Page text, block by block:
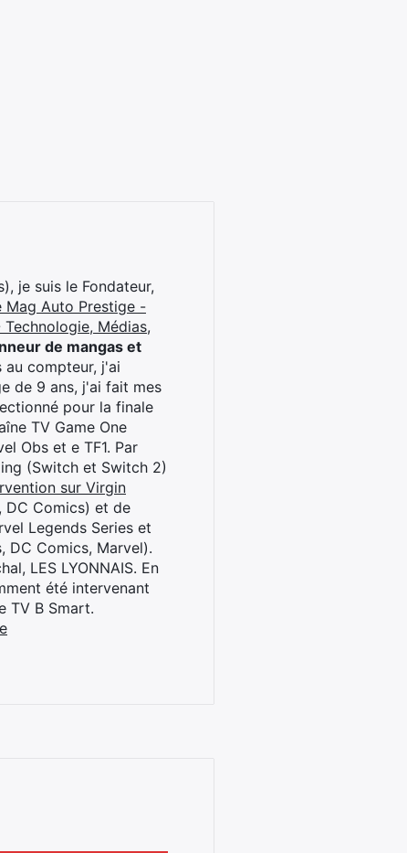
je suis le Fondateur,
Mag Auto Prestige -
Médias,
de mangas et
compteur, j'ai
de 9 ans, j'ai fait mes
pour la finale
TV Game One
Obs et e TF1. Par
(Switch et Switch 2)
sur Virgin
DC Comics) et de
Legends Series et
DC Comics, Marvel).
LES LYONNAIS. En
été intervenant
TV B Smart.